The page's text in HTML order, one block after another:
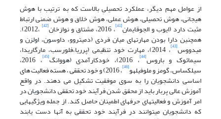
از عوامل مهم دیگر، عملکرد تحصیلیِ بالاست که به ترتیب با هوش
هیجانی، هوش تحصیلی، هوش عملی، هوش خلاق و هوش ضمنی ارتباط
مثبت دارد (ایوب و الجوقایمان[41] ، 2016، مشتاق و نوازخان [42] ،2012).
همچنین دارا بودن مهارتهای میان فردی (دمیتروو، داوسون، اولزن و
میدووس[43] ، 2014)، مهارت خود تنظیمی (پرریا،فلورسب، مارگاریدا،
سیمائوک و باروس[44] ، 2016)، خودکارآمدی (هووانگ [45] ، 2016،
سیلکساس، گومز و ملوفیلهو[46] ، 2016) و خود تحققی ، هسته فعالیت های
اساسی دانشجویان را به سوی موفقیت تشکیل می دهند. در واقع
آموزش عالی پربار باید از محقق شدن فرآیند خود تحققی دانشجویان در
امر آموزش و فعالیتهای حرفهای اطمینان حاصل کند. از جمله ویژگیهایی
که دانشجویان میتوانند در فرآیند خود تحققی به آنها دست یابند